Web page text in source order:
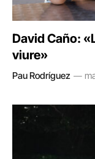
David Caño:
viure»
Pau Rodríguez